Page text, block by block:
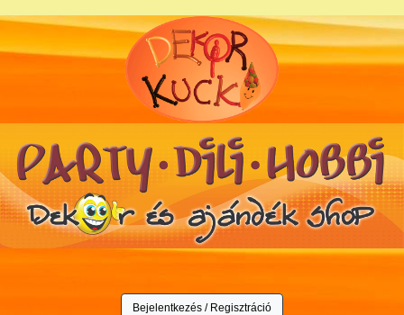
Bejelentkezés / Regisztráció